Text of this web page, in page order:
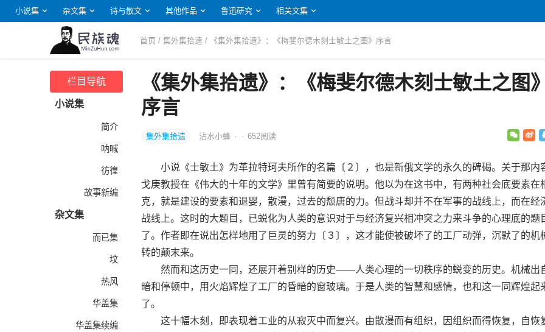
小说集 杂文集 诗与散文 其他作品 鲁迅研究 相关文集
首页 /集外集拾遗 / 《集外集拾遗》：《梅斐尔德木刻士敏土之图》序言
栏目导航
小说集
简介
呐喊
彷徨
故事新编
杂文集
而已集
坟
热风
华盖集
华盖集续编
《集外集拾遗》：《梅斐尔德木刻士敏土之图》
序言
集外集拾遗 沾水小蜂 · · 652阅读
小说《士敏土》为革拉特珂夫所作的名篇〔２〕，也是新俄文学的永久的碑碣。关于那内
戈庚教授在《伟大的十年的文学》里曾有简要的说明。他以为在这书中，有两种社会底要素在
克，就是建设的要素和退婴，散漫，过去的颓唐的力。但战斗却并不在军事的战线上，而在经
战线上。这时的大题目，已蜕化为人类的意识对于与经济复兴相冲突之力来斗争的心理底的题
了。作者即在说出怎样地用了巨灵的努力〔３〕，这才能使被破坏了的工厂动弹，沉默了的机
转的颠末来。
然而和这历史一同，还展开着别样的历史——人类心理的一切秩序的蜕变的历史。机械出
暗和停顿中，用火焰辉煌了工厂的昏暗的窗玻璃。于是人类的智慧和感情，也和这一同辉煌起
了。
这十幅木刻，即表现着工业的从寂灭中而复兴。由散漫而有组织，因组织而得恢复，自恢